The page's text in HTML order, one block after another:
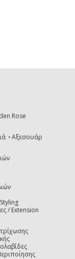
Rose
Αξεσουάρ
/ Extension